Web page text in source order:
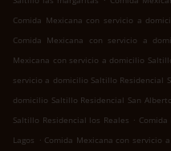
Comida Mexicana con servicio a
Comida Mexicana con servicio a
Mexicana con servicio a domicilio
servicio a domicilio Saltillo Residencial
domicilio Saltillo Residencial San Alberto
Saltillo Residencial los Reales .
Lagos . Comida Mexicana con servicio